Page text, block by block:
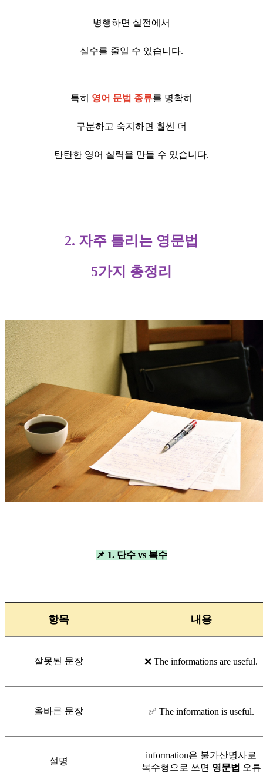
병행하면 실전에서
실수를 줄일 수 있습니다.
특히 영어 문법 종류를 명확히
구분하고 숙지하면 훨씬 더
탄탄한 영어 실력을 만들 수 있습니다.
2. 자주 틀리는 영문법
5가지 총정리
📌 1. 단수 vs 복수
항목 내용
잘못된 문장 ❌ The informations are useful.
올바른 문장 ✅ The information is useful.
설명
information은 불가산명사로
복수형으로 쓰면 영문법 오류